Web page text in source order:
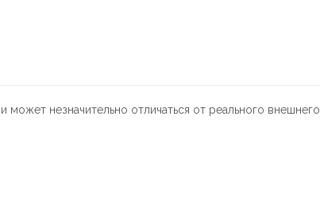
незначительно отличаться от реального внешнего